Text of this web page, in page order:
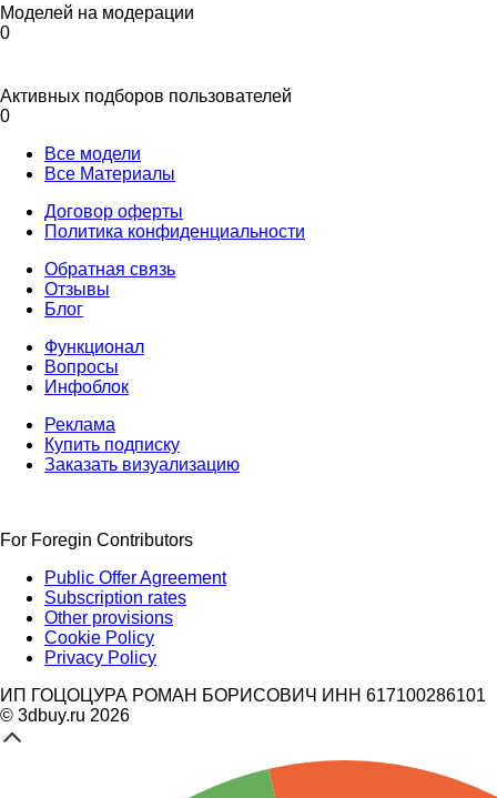
Моделей на модерации
0
Активных подборов пользователей
0
Все модели
Все Материалы
Договор оферты
Политика конфиденциальности
Обратная связь
Отзывы
Блог
Функционал
Вопросы
Инфоблок
Реклама
Купить подписку
Заказать визуализацию
For Foregin Contributors
Public Offer Agreement
Subscription rates
Other provisions
Cookie Policy
Privacy Policy
ИП ГОЦОЦУРА РОМАН БОРИСОВИЧ ИНН 617100286101
© 3dbuy.ru 2026